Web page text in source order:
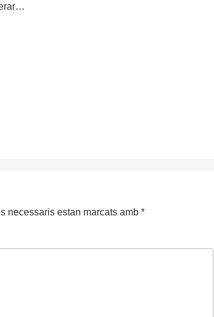
necessaris estan marcats amb *